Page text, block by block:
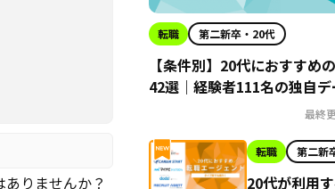
りませんか？
転職 第二新卒・20代
【条件別】20代におすすめ
42選｜経験者111名の独自
最終
転職 第二新
20代が利用